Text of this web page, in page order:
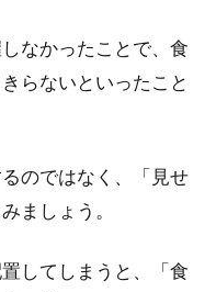
なかったことで、食
らないといったこと
のではなく、「見せ
ましょう。
してしまうと、「食